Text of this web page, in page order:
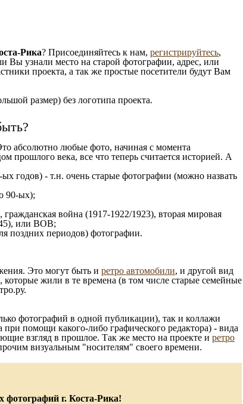
Рика? Присоединяйтесь к нам, регистрируйтесь,
Вы узнали место на старой фотографии, адрес, или
проекта, а так же простые посетители будут Вам
размер) без логотипа проекта.
абсолютно любые фото, начиная c момента
прошлого века, все что теперь считается историей. А
годов) - т.н. очень старые фотографии (можно назвать
90-ых);
война (1917-1922/1923), вторая мировая
или ВОВ;
поздних периодов) фотографии.
Это могут быть и ретро автомобили, и другой вид
жили в те времена (в том числе старые семейные
фотографий в одной публикации), так и коллажи
помощи какого-либо графического редактора) - вида
взгляд в прошлое. Так же место на проекте и ретро
визуальным "носителям" своего времени.
фотографий г. Коста-Рика!